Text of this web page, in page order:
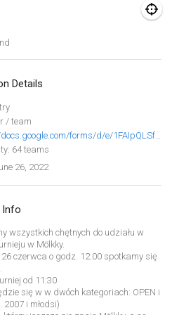
Details
/ team
64 teams
26, 2022
Info
wszystkich chętnych do udziału w
w Mölkky.
czerwca o godz. 12:00 spotkamy się
od 11:30
się w w dwóch kategoriach: OPEN i
2007 i młodsi)
|Czech Republic
|Finland
2022|Finland
2022|Japan
Cup
2022|France